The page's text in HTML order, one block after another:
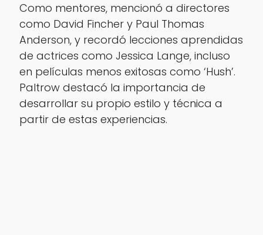
Como mentores, mencionó a directores
como David Fincher y Paul Thomas
Anderson, y recordó lecciones aprendidas
de actrices como Jessica Lange, incluso
en películas menos exitosas como ‘Hush’.
Paltrow destacó la importancia de
desarrollar su propio estilo y técnica a
partir de estas experiencias.